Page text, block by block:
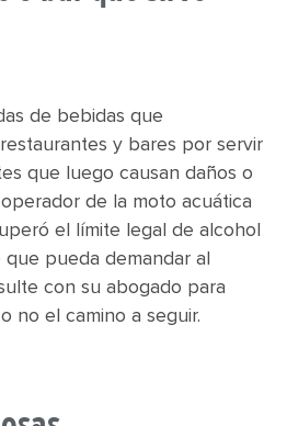
de bebidas que
y bares por servir
que luego causan daños o
de la moto acuática
el límite legal de alcohol
pueda demandar al
con su abogado para
no el camino a seguir.